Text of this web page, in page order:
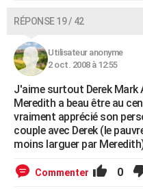
RÉPONSE 19 / 42
Utilisateur anonyme
2 oct. 2008 à 12:55
J'aime surtout Derek Mark
Meredith a beau être au
vraiment apprécié son
couple avec Derek (le
moins larguer par
Commenter 0